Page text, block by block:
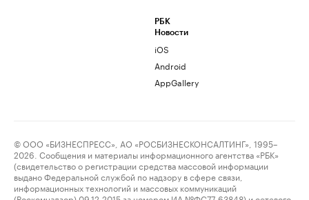
РБК
Новости
iOS
Android
AppGallery
© ООО «БИЗНЕСПРЕСС», АО «РОСБИЗНЕСКОНСАЛТИНГ», 1995–
2026. Сообщения и материалы информационного агентства «РБК»
(свидетельство о регистрации средства массовой информации
выдано Федеральной службой по надзору в сфере связи,
информационных технологий и массовых коммуникаций